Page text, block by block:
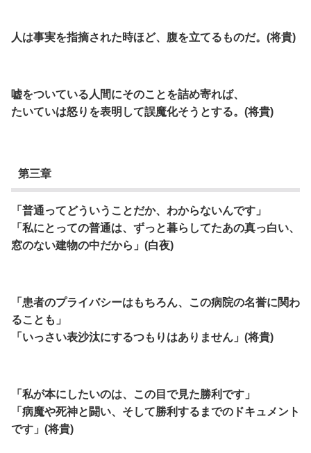
人は事実を指摘された時ほど、腹を立てるものだ。(将貴)
嘘をついている人間にそのことを詰め寄れば、
たいていは怒りを表明して誤魔化そうとする。(将貴)
第三章
「普通ってどういうことだか、わからないんです」
「私にとっての普通は、ずっと暮らしてたあの真っ白い、
窓のない建物の中だから」(白夜)
「患者のプライバシーはもちろん、この病院の名誉に関わ
ることも」
「いっさい表沙汰にするつもりはありません」(将貴)
「私が本にしたいのは、この目で見た勝利です」
「病魔や死神と闘い、そして勝利するまでのドキュメント
です」(将貴)